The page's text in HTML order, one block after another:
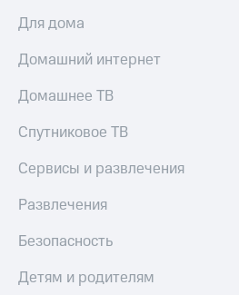
Для дома
Домашний интернет
Домашнее ТВ
Спутниковое ТВ
Сервисы и развлечения
Развлечения
Безопасность
Детям и родителям